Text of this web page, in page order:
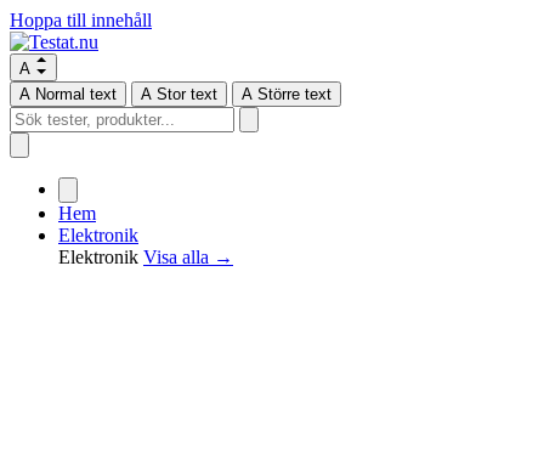
Hoppa till innehåll
A
A Normal text A Stor text A Större text
Hem
Elektronik
Elektronik Visa alla →